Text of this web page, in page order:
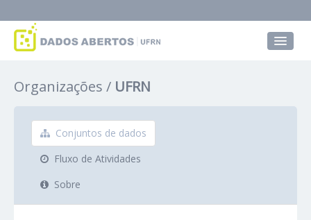
Grupos
Sobre
Organizações UFRN
Conjuntos de dados
Fluxo de Atividades
Sobre